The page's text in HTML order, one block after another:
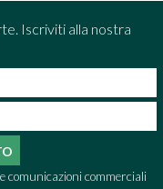
Iscriviti alla nostra
comunicazioni commerciali